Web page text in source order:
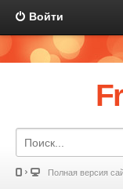
Войти
Полная версия